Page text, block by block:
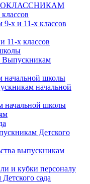
х и 11-х классов
11-х классов
школы
начальной
начальной школы
Детского
выпускникам
и кубки персоналу
сада